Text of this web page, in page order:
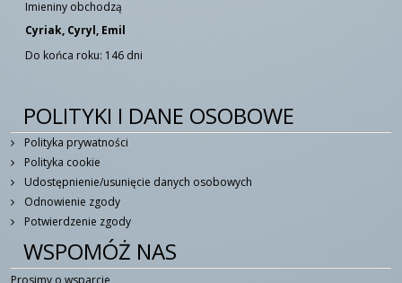
Imieniny obchodzą
Cyriak, Cyryl, Emil
Do końca roku: 146 dni
POLITYKI I DANE OSOBOWE
Polityka prywatności
Polityka cookie
Udostępnienie/usunięcie danych osobowych
Odnowienie zgody
Potwierdzenie zgody
WSPOMÓŻ NAS
Prosimy o wsparcie